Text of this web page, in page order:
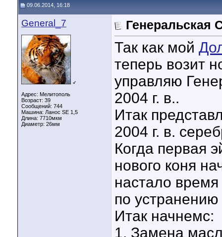
09.06.2014, 16:18
General_7
♂
Адрес: Мелитополь
Возраст: 39
Сообщений: 744
Машина: Ланос SE 1,5
Длина: 7710мкм
Диаметр: 26мм
Генеральская
Так как мой
теперь возит
управляю
2004 г. в..
Итак
2004 г. в.
Когда первая
нового коня
настало
по
Итак начнемс:
1. Замена